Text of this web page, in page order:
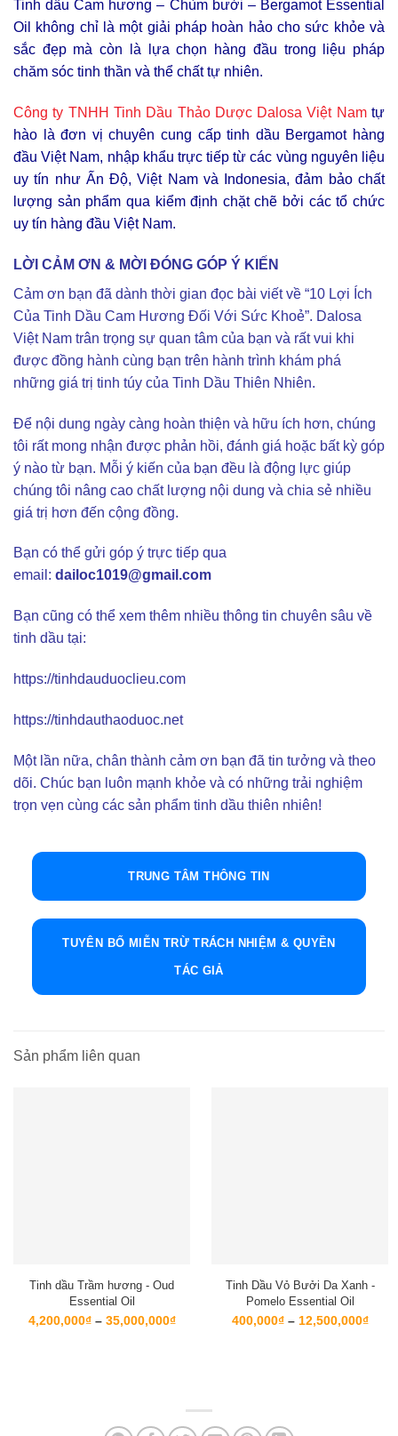
Tinh dầu Cam hương – Chùm bưởi – Bergamot Essential
Oil không chỉ là một giải pháp hoàn hảo cho sức khỏe và
sắc đẹp mà còn là lựa chọn hàng đầu trong liệu pháp
chăm sóc tinh thần và thể chất tự nhiên.
Công ty TNHH Tinh Dầu Thảo Dược Dalosa Việt Namtự
hào là đơn vị chuyên cung cấp tinh dầu Bergamot hàng
đầu Việt Nam, nhập khẩu trực tiếp từ các vùng nguyên liệu
uy tín như Ấn Độ, Việt Nam và Indonesia, đảm bảo chất
lượng sản phẩm qua kiểm định chặt chẽ bởi các tổ chức
uy tín hàng đầu Việt Nam.
LỜI CẢM ƠN & MỜI ĐÓNG GÓP Ý KIẾN
Cảm ơn bạn đã dành thời gian đọc bài viết về “10 Lợi Ích
Của Tinh Dầu Cam Hương Đối Với Sức Khoẻ”. Dalosa
Việt Nam trân trọng sự quan tâm của bạn và rất vui khi
được đồng hành cùng bạn trên hành trình khám phá
những giá trị tinh túy của Tinh Dầu Thiên Nhiên.
Để nội dung ngày càng hoàn thiện và hữu ích hơn, chúng
tôi rất mong nhận được phản hồi, đánh giá hoặc bất kỳ góp
ý nào từ bạn. Mỗi ý kiến của bạn đều là động lực giúp
chúng tôi nâng cao chất lượng nội dung và chia sẻ nhiều
giá trị hơn đến cộng đồng.
Bạn có thể gửi góp ý trực tiếp qua
email: dailoc1019@gmail.com
Bạn cũng có thể xem thêm nhiều thông tin chuyên sâu về
tinh dầu tại:
https://tinhdauduoclieu.com
https://tinhdauthaoduoc.net
Một lần nữa, chân thành cảm ơn bạn đã tin tưởng và theo
dõi. Chúc bạn luôn mạnh khỏe và có những trải nghiệm
trọn vẹn cùng các sản phẩm tinh dầu thiên nhiên!
TRUNG TÂM THÔNG TIN
TUYÊN BỐ MIỄN TRỪ TRÁCH NHIỆM & QUYỀN
TÁC GIẢ
Sản phẩm liên quan
Tinh dầu Trầm hương - Oud
Essential Oil
4,200,000₫ – 35,000,000₫Khoảng
Tinh Dầu Vỏ Bưởi Da Xanh -
Pomelo Essential Oil
400,000₫ – 12,500,000₫